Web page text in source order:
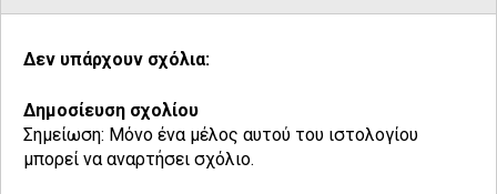
Δεν υπάρχουν σχόλια:
Δημοσίευση σχολίου
Σημείωση: Μόνο ένα μέλος αυτού του ιστολογίου
μπορεί να αναρτήσει σχόλιο.